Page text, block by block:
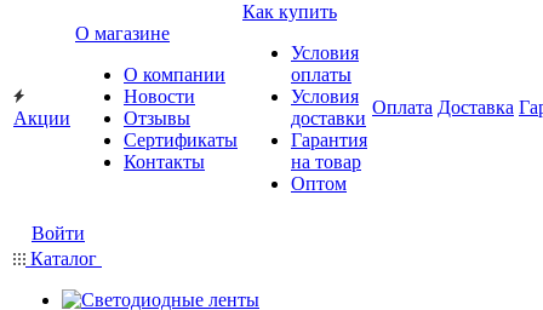
Акции
О магазине
О компании
Новости
Отзывы
Сертификаты
Контакты
Как купить
Условия
оплаты
Условия
доставки
Гарантия
на товар
Оптом
Оплата Доставка
Войти
Каталог